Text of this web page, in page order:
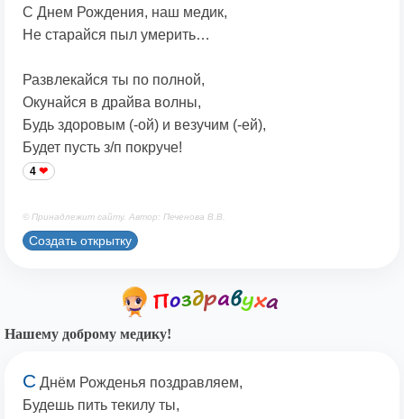
С Днем Рождения, наш медик,
Не старайся пыл умерить…
Развлекайся ты по полной,
Окунайся в драйва волны,
Будь здоровым (-ой) и везучим (-ей),
Будет пусть з/п покруче!
4
© Принадлежит сайту. Автор: Печенова В.В.
Создать открытку
Нашему доброму медику!
С Днём Рожденья поздравляем,
Будешь пить текилу ты,